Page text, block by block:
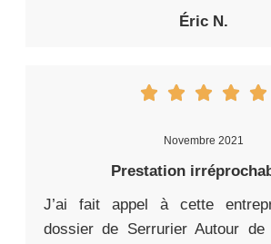
Éric N.
Novembre 2021
Prestation
J’ai fait appel à cette
dossier de Serrurier Autour